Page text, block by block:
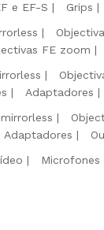
e EF-S Grips
FE zoom
Adaptadores
Adaptadores
Microfones